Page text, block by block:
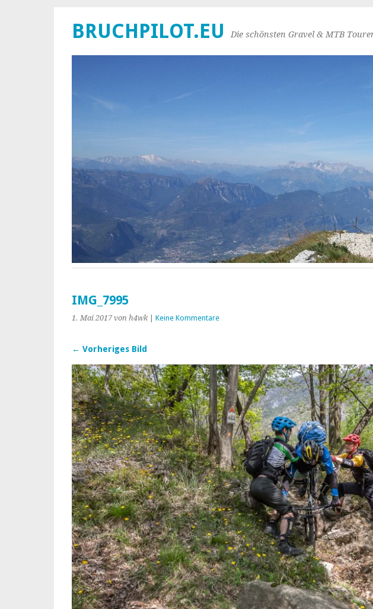
BRUCHPILOT.EU Die schönsten Gravel & MTB
IMG_7995
1. Mai 2017 von h4wk| Keine Kommentare
← Vorheriges Bild